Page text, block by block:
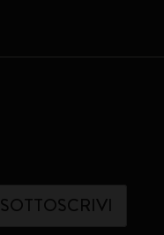
SOTTOSCRIVI